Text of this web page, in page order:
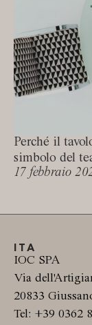
Perché il
simbolo del
17 febbraio
ITA
IOC SPA
Via
20833
Tel: +39 0362